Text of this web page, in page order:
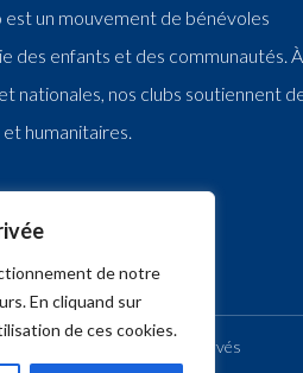
de notre
En cliquand sur
de ces cookies.
un mouvement de bénévoles
des enfants et des communautés. À
nationales, nos clubs soutiennent
humanitaires.
Monaco - Tous droits réservés